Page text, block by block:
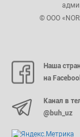
© ООО
Наша
на
Канал в
@buh_uz